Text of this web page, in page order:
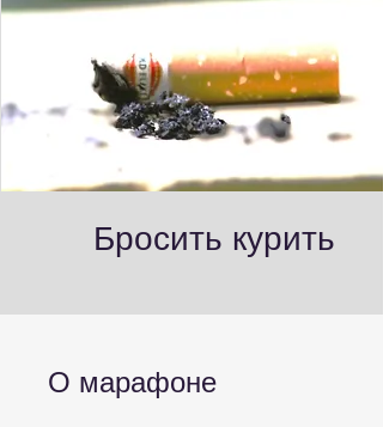
Бросить курить
О марафоне